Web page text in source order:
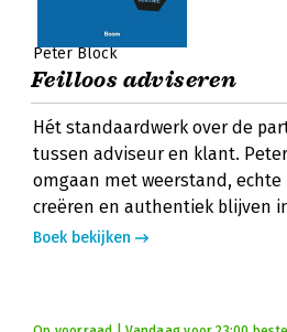
Peter Block
Feilloos adviseren
Hét standaardwerk over de
tussen adviseur en klant.
omgaan met weerstand,
creëren en authentiek blijven
Boek bekijken